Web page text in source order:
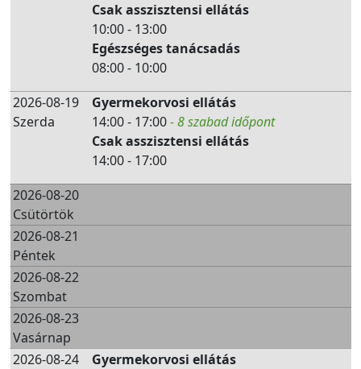
Csak asszisztensi ellátás
10:00 - 13:00
Egészséges tanácsadás
08:00 - 10:00
2026-08-19
Szerda
Gyermekorvosi ellátás
14:00 - 17:00- 8 szabad időpont
Csak asszisztensi ellátás
14:00 - 17:00
2026-08-20
Csütörtök
2026-08-21
Péntek
2026-08-22
Szombat
2026-08-23
Vasárnap
2026-08-24
Gyermekorvosi ellátás